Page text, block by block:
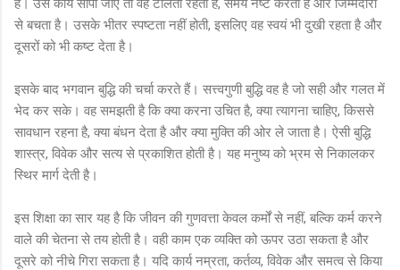
से बचता है। उसके भीतर स्पष्टता नहीं होती, इसलिए वह स्वयं भी दुखी रहता है और
दूसरों को भी कष्ट देता है।
इसके बाद भगवान बुद्धि की चर्चा करते हैं। सत्त्वगुणी बुद्धि वह है जो सही और गलत में
भेद कर सके। वह समझती है कि क्या करना उचित है, क्या त्यागना चाहिए, किससे
सावधान रहना है, क्या बंधन देता है और क्या मुक्ति की ओर ले जाता है। ऐसी बुद्धि
शास्त्र, विवेक और सत्य से प्रकाशित होती है। यह मनुष्य को भ्रम से निकालकर
स्थिर मार्ग देती है।
इस शिक्षा का सार यह है कि जीवन की गुणवत्ता केवल कर्मों से नहीं, बल्कि कर्म करने
वाले की चेतना से तय होती है। वही काम एक व्यक्ति को ऊपर उठा सकता है और
दूसरे को नीचे गिरा सकता है। यदि कार्य नम्रता, कर्तव्य, विवेक और समत्व से किया